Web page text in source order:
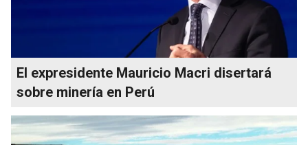
El expresidente Mauricio Macri disertará
sobre minería en Perú